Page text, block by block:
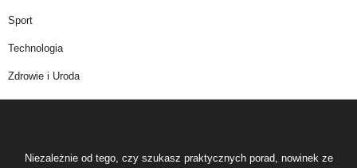
Sport
Technologia
Zdrowie i Uroda
Niezależnie od tego, czy szukasz praktycznych porad, nowinek ze